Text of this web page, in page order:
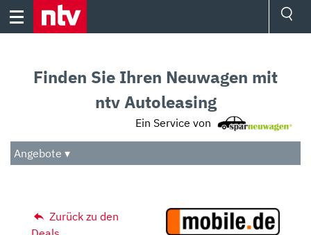
Skip
Audio
Das Beste
Finden Sie Ihren Neuwagen mit
ntv Autoleasing
Ein Service von
Angebote ▾
Zurück zu den